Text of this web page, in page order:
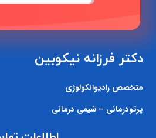
دکتر فرزانه نیکوبین
متخصص رادیوانکولوژی
پرتودرمانی – شیمی درمانی